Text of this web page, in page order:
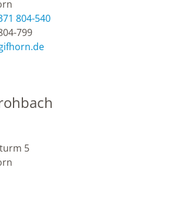
804-540
799
5